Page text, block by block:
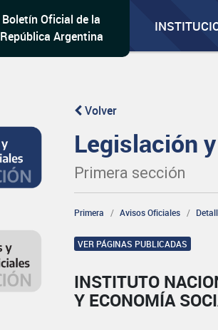
Boletín Oficial de la
República Argentina
Volver
Legislación
Primera sección
Primera Avisos Oficiales
VER PÁGINAS PUBLICADAS
INSTITUTO
Y ECONOMÍA